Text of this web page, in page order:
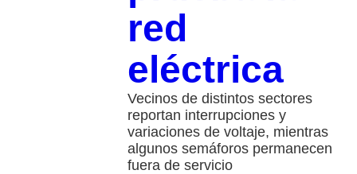
red
eléctrica
Vecinos de distintos sectores
reportan interrupciones y
variaciones de voltaje, mientras
algunos semáforos permanecen
fuera de servicio